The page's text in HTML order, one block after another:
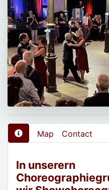
Map Contact
In unserern